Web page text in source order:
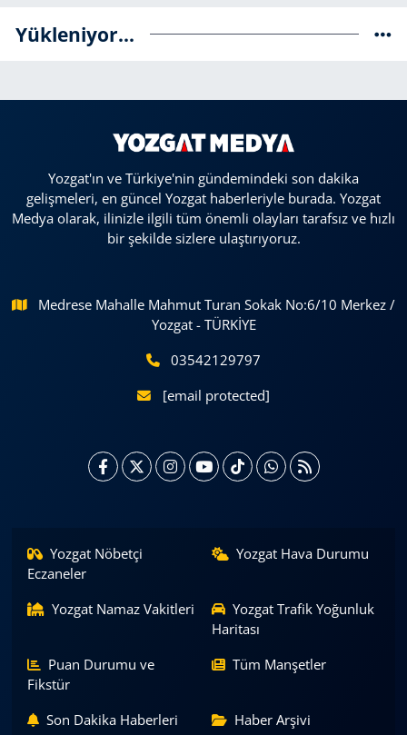
Yükleniyor...
Yozgat'ın ve Türkiye'nin gündemindeki son dakika
gelişmeleri, en güncel Yozgat haberleriyle burada. Yozgat
Medya olarak, ilinizle ilgili tüm önemli olayları tarafsız ve hızlı
bir şekilde sizlere ulaştırıyoruz.
Medrese Mahalle Mahmut Turan Sokak No:6/10 Merkez /
Yozgat - TÜRKİYE
03542129797
[email protected]
Yozgat Nöbetçi
Eczaneler
Yozgat Hava Durumu
Yozgat Namaz Vakitleri
Yozgat Trafik Yoğunluk
Haritası
Puan Durumu ve
Fikstür
Tüm Manşetler
Son Dakika Haberleri Haber Arşivi